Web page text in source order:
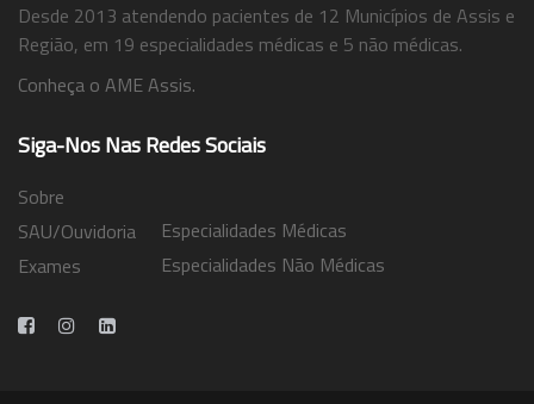
Desde 2013 atendendo pacientes de 12 Municípios de Assis e
Região, em 19 especialidades médicas e 5 não médicas.
Conheça o AME Assis.
Siga-Nos Nas Redes Sociais
Sobre
SAU/Ouvidoria
Exames
Especialidades Médicas
Especialidades Não Médicas